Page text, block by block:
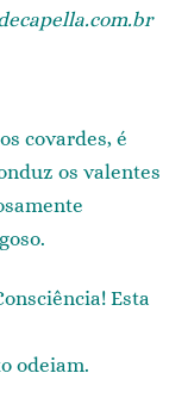
covardes, é
os valentes
Esta
odeiam.